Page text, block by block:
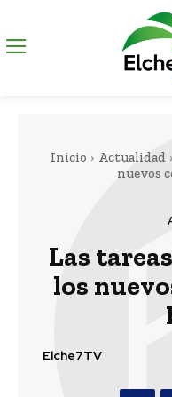
Inicio Actualidad
nuevos
Las
los
Elche7TV